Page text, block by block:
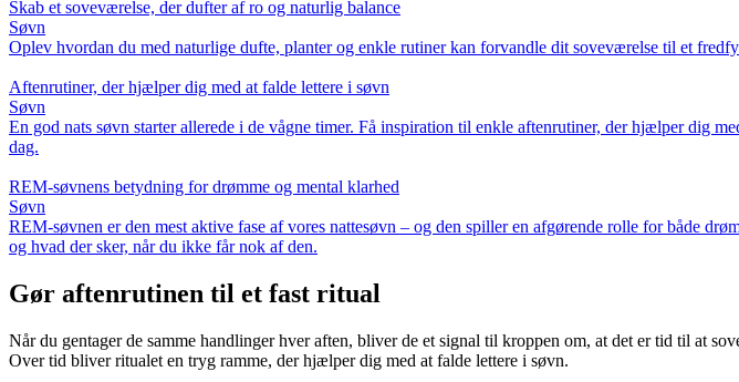
Skab et soveværelse, der dufter af ro og naturlig balance
Søvn
Oplev hvordan du med naturlige dufte, planter og enkle rutiner kan forvandle dit soveværelse til et
Aftenrutiner, der hjælper dig med at falde lettere i søvn
Søvn
En god nats søvn starter allerede i de vågne timer. Få inspiration til enkle aftenrutiner, der hjælper dig
dag.
REM-søvnens betydning for drømme og mental klarhed
Søvn
REM-søvnen er den mest aktive fase af vores nattesøvn – og den spiller en afgørende rolle for både
og hvad der sker, når du ikke får nok af den.
Gør aftenrutinen til et fast ritual
Når du gentager de samme handlinger hver aften, bliver de et signal til kroppen om, at det er tid til at
Over tid bliver ritualet en tryg ramme, der hjælper dig med at falde lettere i søvn.